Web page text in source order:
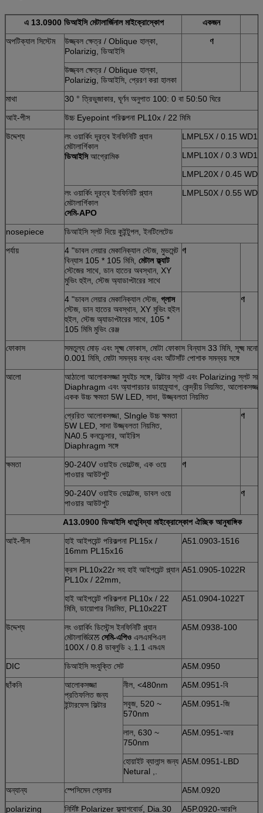
এ 13.0900 ডিআইসি মেটালার্জিনাল মাইক্রোস্কোপ
একজন
অপটিক্যাল সিস্টেম
উজ্জ্বল ক্ষেত্র / Oblique হাল্কা,
Polarizig, ডিআইসি
ণ
উজ্জ্বল ক্ষেত্র / Oblique হাল্কা,
Polarizig, ডিআইসি, প্রেরণ করা হালকা
মাথা
30 ° ত্রিভুজাকার, ঘূর্ণন অনুপাত 100: 0 বা 50:50 ঘিরে
আই-পীস
উচ্চ Eyepoint পরিকল্পনা PL10x / 22 মিমি
উদ্দেশ্য
লং ওয়ার্কিং দূরত্ব ইনফিনিটি প্ল্যান
মেটালার্গিকাল
ডিআইসিআগ্রোমিক
LMPL5X / 0.15
LMPL10X / 0.3
LMPL20X / 0.45
লং ওয়ার্কিং দূরত্ব ইনফিনিটি প্ল্যান
মেটালার্গিকাল
সেমি-APO
LMPL50X / 0.55
nosepiece
ডিআইসি স্লট দিয়ে কুইন্টুপল, ইনটিলেটেড
পর্যায়
4 "ডাবল লেয়ার মেকানিক্যাল স্টেজ, মুভমেন্ট
বিন্যাস 105 * 105 মিমি, মেটাল ফ্ল্যাট
স্টেজের সাথে, ডান হাতের অবস্থান, XY
মুভিং হুইল, স্টেজ অ্যাডাপ্টারের সাথে
ণ
4 "ডাবল লেয়ার মেকানিক্যাল স্টেজ, গ্লাস
স্টেজ, ডান হাতের অবস্থান, XY মুভিং হুইল
হুইল, স্টেজ অ্যাডাপ্টারের সাথে, 105 *
105 মিমি মুভিং রেঞ্জ
ণ
ফোকাস
সমতুল্য মোড় এবং সূক্ষ্ম ফোকাস, মোটা ফোকাস বিন্যাস 33 মিমি, সূক্ষ্ম
0.001 মিমি, মোটা সমন্বয় বন্ধ এবং আঁটসাঁট পোশাক সমন্বয় সঙ্গে
আলো
আঠালো আলোকসজ্জা স্যুইচ সঙ্গে, ফিল্টার স্লট এবং Polarizing স্লট
Diaphragm এবং অ্যাপারচার ডায়াফ্র্যাগ, কেন্দ্রীয় নিয়মিত,
একক উচ্চ ক্ষমতা 5W LED, সাদা, উজ্জ্বলতা নিয়মিত
প্রেরিত আলোকসজ্জা, SIngle উচ্চ ক্ষমতা
5W LED, সাদা উজ্জ্বলতা নিয়মিত,
NA0.5 কনডেন্সার, আইরিস
Diaphragm সঙ্গে
ণ
ক্ষমতা
90-240V ওয়াইড ভোল্টেজ, এক ওয়ে
পাওয়ার আউটপুট
ণ
90-240V ওয়াইড ভোল্টেজ, ডাবল ওয়ে
পাওয়ার আউটপুট
ণ
A13.0900 ডিআইসি ধাতুবিদ্যা মাইক্রোস্কোপ ঐচ্ছিক আনুষাঙ্গিক
আই-পীস
হাই আইপয়েন্ট পরিকল্পনা PL15x /
16mm PL15x16
A51.0903-1516
ক্রস PL10x22r সহ হাই আইপয়েন্ট প্ল্যান
PL10x / 22mm,
A51.0905-1022R
হাই আইপয়েন্ট পরিকল্পনা PL10x / 22
মিমি, ডায়োপার নিয়মিত, PL10x22T
A51.0904-1022T
উদ্দেশ্য
লং ওয়ার্কিং ডিস্টেন্স ইনফিনিটি প্ল্যান
মেটালার্জিਕਲসেমি-এপিও এলএমপিএল
100X / 0.8 ডাব্লুডি ২.1.1 এমএম
A5M.0938-100
DIC ডিআইসি সংযুক্তি সেট
A5M.0950
ছাঁকনি
আলোকসজ্জা
প্রতিফলিত জন্য
ইন্টারফেস ফিল্টার
নীল, <480nm
A5M.0951-বি
সবুজ, 520 ~
570nm
A5M.0951-জি
লাল, 630 ~
750nm
A5M.0951-আর
হোয়াইট ব্যালান্স জন্য
Netural ,.
A5M.0951-LBD
অন্যান্য স্পেসিমেন প্রেসার
A5M.0920
polarizing
নির্দিষ্ট Polarizer ফ্ল্যাশবোর্ড, Dia.30 A5P.0920-আরপি